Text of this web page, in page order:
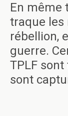
En même
traque les
rébellion,
guerre.
TPLF
sont